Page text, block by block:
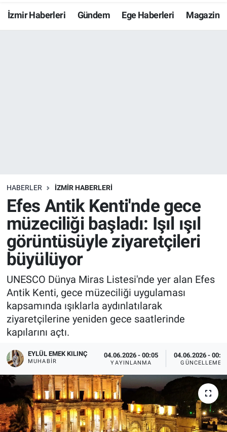
İzmir Haberleri Gündem Ege Haberleri Magazin
HABERLER İZMİR HABERLERİ
Efes Antik Kenti'nde gece
müzeciliği başladı: Işıl ışıl
görüntüsüyle ziyaretçileri
büyülüyor
UNESCO Dünya Miras Listesi'nde yer alan Efes
Antik Kenti, gece müzeciliği uygulaması
kapsamında ışıklarla aydınlatılarak
ziyaretçilerine yeniden gece saatlerinde
kapılarını açtı.
EYLÜL EMEK KILINÇ
MUHABIR
04.06.2026 - 00:05
YAYINLANMA
04.06.2026 -
GÜNCELLEME
Resmi İlanlar